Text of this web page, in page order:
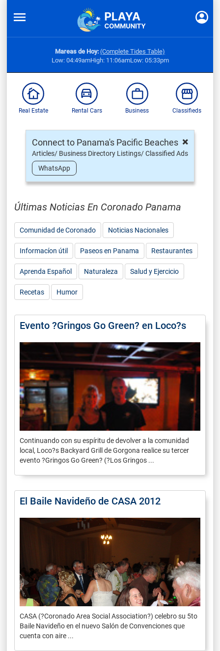
Mareas de Hoy: (Complete Tides Table)
Low: 04:49amHigh: 11:06amLow: 05:33pm
Real Estate Rental Cars Business Classifieds
×
Connect to Panama's Pacific Beaches
Articles/ Business Directory Listings/ Classified Ads
WhatsApp
Últimas Noticias En Coronado Panama
Comunidad de Coronado Noticias Nacionales
Informacíon útil Paseos en Panama Restaurantes
Aprenda Español Naturaleza Salud y Ejercicio
Recetas Humor
Evento ?Gringos Go Green? en Loco?s
Continuando con su espíritu de devolver a la comunidad
local, Loco?s Backyard Grill de Gorgona realice su tercer
evento ?Gringos Go Green? (?Los Gringos ...
El Baile Navideño de CASA 2012
CASA (?Coronado Area Social Association?) celebro su 5to
Baile Navideño en el nuevo Salón de Convenciones que
cuenta con aire ...